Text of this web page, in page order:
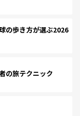
の歩き方が選ぶ2026
の旅テクニック